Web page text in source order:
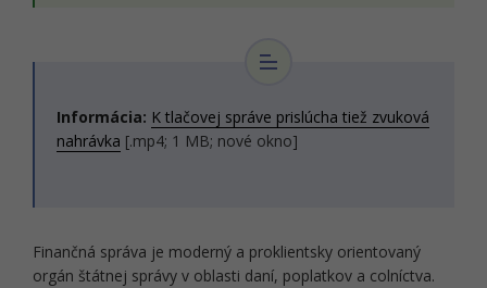
Informácia: K tlačovej správe prislúcha tiež zvuková
nahrávka [.mp4; 1 MB; nové okno]
Finančná správa je moderný a proklientsky orientovaný
orgán štátnej správy v oblasti daní, poplatkov a colníctva.